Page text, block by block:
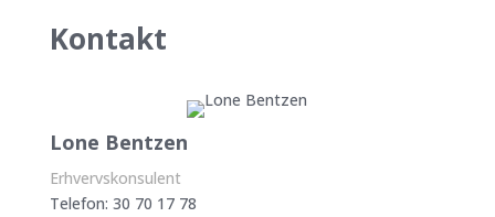
Kontakt
Lone Bentzen
Erhvervskonsulent
Telefon: 30 70 17 78